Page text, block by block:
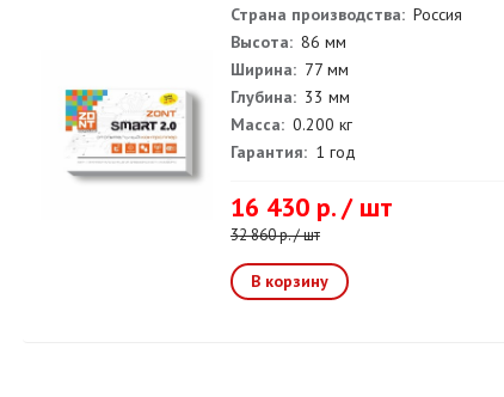
Страна производства: Россия
Высота: 86 мм
Ширина: 77 мм
Глубина: 33 мм
Масса: 0.200 кг
Гарантия: 1 год
16 430 р. / шт
32 860 р. / шт